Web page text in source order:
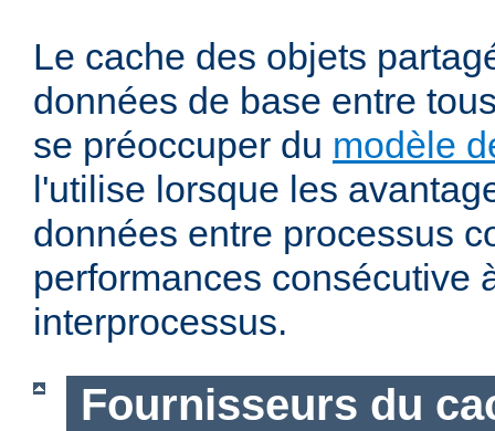
Le cache des objets
données de base entre
se préoccuper du modèle
l'utilise lorsque les
données entre processus
performances consécutive
interprocessus.
Fournisseurs du